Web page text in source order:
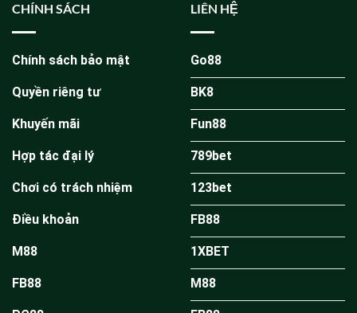
CHÍNH SÁCH
Chính sách bảo mật
Quyền riêng tư
Khuyến mãi
Hợp tác đại lý
Chơi có trách nhiệm
Điều khoản
M88
FB88
LIÊN HỆ
Go88
BK8
Fun88
789bet
123bet
FB88
1XBET
M88